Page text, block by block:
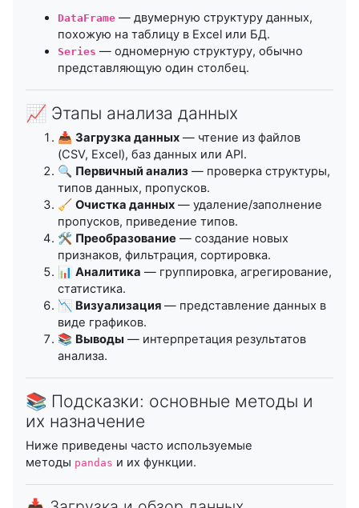
DataFrame — двумерную структуру данных,
похожую на таблицу в Excel или БД.
Series — одномерную структуру, обычно
представляющую один столбец.
📈 Этапы анализа данных
📥 Загрузка данных — чтение из файлов
(CSV, Excel), баз данных или API.
🔍 Первичный анализ — проверка структуры,
типов данных, пропусков.
🧹 Очистка данных — удаление/заполнение
пропусков, приведение типов.
🛠 Преобразование — создание новых
признаков, фильтрация, сортировка.
📊 Аналитика — группировка, агрегирование,
статистика.
📉 Визуализация — представление данных в
виде графиков.
📚 Выводы — интерпретация результатов
анализа.
📚 Подсказки: основные методы и
их назначение
Ниже приведены часто используемые
методы pandas и их функции.